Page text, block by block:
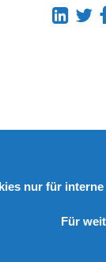
nur für
Für